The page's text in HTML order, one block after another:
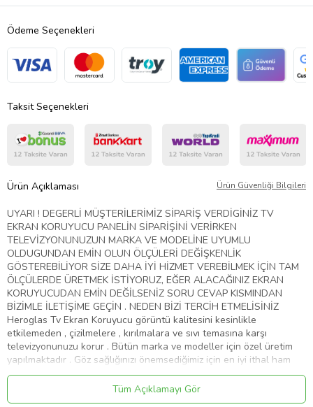
Ödeme Seçenekleri
Taksit Seçenekleri
Ürün Açıklaması Ürün Güvenliği Bilgileri
UYARI ! DEGERLİ MÜŞTERİLERİMİZ SİPARİŞ VERDİGİNİZ TV
EKRAN KORUYUCU PANELİN SİPARİŞİNİ VERİRKEN
TELEVİZYONUNUZUN MARKA VE MODELİNE UYUMLU
OLDUGUNDAN EMİN OLUN ÖLÇÜLERİ DEĞİŞKENLİK
GÖSTEREBİLİYOR SİZE DAHA İYİ HİZMET VEREBİLMEK İÇİN TAM
ÖLÇÜLERDE ÜRETMEK İSTİYORUZ, EĞER ALACAĞINIZ EKRAN
KORUYUCUDAN EMİN DEĞİLSENİZ SORU CEVAP KISMINDAN
BİZİMLE İLETİŞİME GEÇİN . NEDEN BİZİ TERCİH ETMELİSİNİZ
Heroglas Tv Ekran Koruyucu görüntü kalitesini kesinlikle
etkilemeden , çizilmelere , kırılmalara ve sıvı temasına karşı
televizyonunuzu korur . Bütün marka ve modeller için özel üretim
yapılmaktadır . Göz sağlığınızı önemsediğimiz için en iyi ithal ham
maddeyi kullanıyoruz .Ekranınızın yıllar sonra dahi ilk gün ki gibi
kalmasını sağlar Ürünlerimiz görüntü , solma ve sararma kaybına
karşı 10 yıl garanti kapsamındadır . Full HD 4K - 8K ve tüm TV' ler
Tüm Açıklamayı Gör